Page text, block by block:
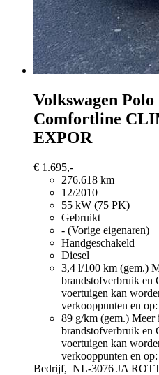
Volkswagen Polo
Comfortline
EXPOR
€ 1.695,-
276.618 km
12/2010
55 kW (75 PK)
Gebruikt
- (Vorige eigenaren)
Handgeschakeld
Diesel
3,4 l/100 km (gem.)
brandstofverbruik en
voertuigen kan
verkooppunten en
89 g/km (gem.) Meer
brandstofverbruik en
voertuigen kan
verkooppunten en
Bedrijf, NL-3076 JA